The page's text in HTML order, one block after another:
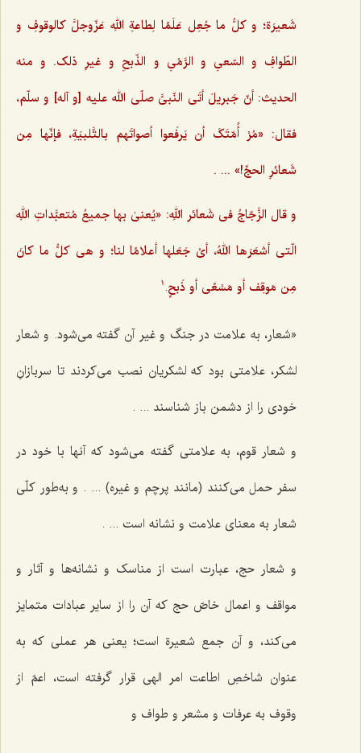
شَعیرَة؛ و کلُّ ما جُعِل عَلَمًا لِطاعةِ اللهِ عَزّوجلَّ کالوقوفِ و
الطّوافِ و السّعیِ و الرَّمْیِ و الذّبحِ و غیرِ ذلک. و منه
الحدیث: أنّ جَبریلَ أتَی النّبیَّ صلّی الله علیه [و آله] و سلّم،
فقال: «مُرْ أُمّتَکَ أن یَرفَعوا أصواتَهم بالتَّلبیَةِ،‌ فإنّها مِن
شَعائرِ الحجِّ!» ... .
و قال الزَّجّاجُ فی شَعائر اللهِ: «یُعنیٰ بها جمیعُ مُتعبَّداتِ اللهِ
الّتی أشعَرَها اللهُ، أیْ جَعَلها أعلامًا لنا؛ و هی کلُّ ما کانَ
مِن مَوقِف أو مَسْعًی أو ذَبحٍ.
1
«شعار، به علامت در جنگ و غیر آن گفته می‌شود. و شعار
لشکر، علامتی بود که لشکریان نصب می‌کردند تا سربازانِ
خودی را از دشمن باز شناسند ... .
و شعار قوم، به علامتی گفته می‌شود که آنها با خود در
سفر حمل می‌کنند (مانند پرچم و غیره) ... . و به‌طور کلّی
شعار به معنای علامت و نشانه است ... .
و شعار حج، عبارت است از مناسک و نشانه‌ها و آثار و
مواقف و اعمال خاصّ حج که آن را از سایر عبادات متمایز
می‌کند، و آن جمع شعیرة است؛ یعنی هر عملی که به
عنوان شاخصِ اطاعت امر الهی قرار گرفته است، اعمّ از
وقوف به عرفات و مشعر و طواف و